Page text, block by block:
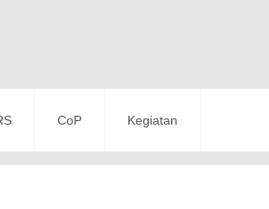
CoP Kegiatan